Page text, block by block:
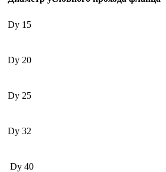
Dy 15
Dy 20
Dy 25
Dy 32
Dy 40